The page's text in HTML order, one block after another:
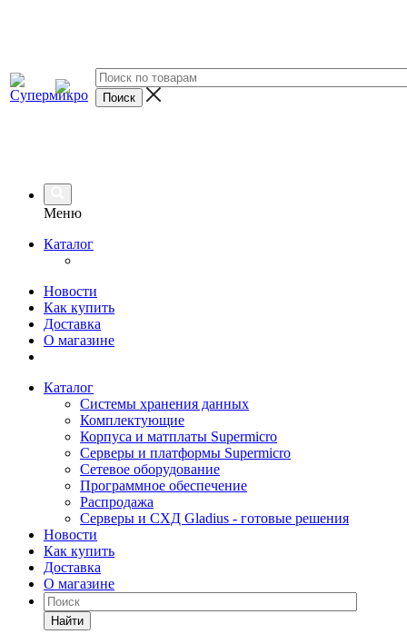
Меню
Каталог
Новости
Как купить
Доставка
О магазине
Каталог
Системы хранения данных
Комплектующие
Корпуса и матплаты Supermicro
Серверы и платформы Supermicro
Сетевое оборудование
Программное обеспечение
Распродажа
Серверы и СХД Gladius - готовые решения
Новости
Как купить
Доставка
О магазине
Найти